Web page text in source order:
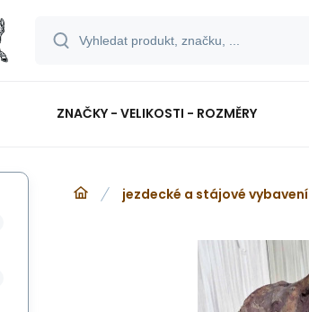
ZNAČKY - VELIKOSTI - ROZMĚRY
jezdecké a stájové vybavení